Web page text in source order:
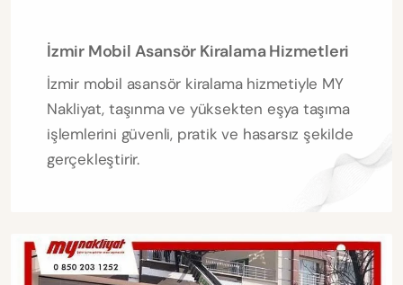
İzmir Mobil Asansör Kiralama Hizmetleri
İzmir mobil asansör kiralama hizmetiyle MY
Nakliyat, taşınma ve yüksekten eşya taşıma
işlemlerini güvenli, pratik ve hasarsız şekilde
gerçekleştirir.